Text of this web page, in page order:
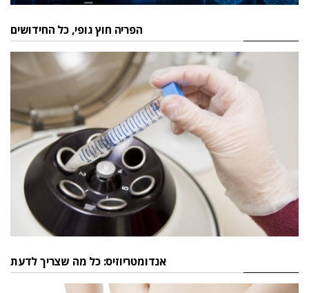
הפריה חוץ גופי, כל החידושים
אנדומטריוזיס: כל מה שצריך לדעת